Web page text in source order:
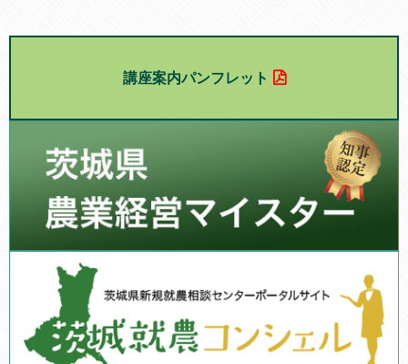
講座案内パンフレット